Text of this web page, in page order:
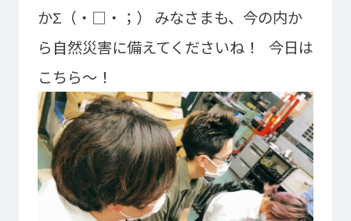
学院のご紹介
建学の精神・学院長挨拶
教育方針
アクセス
動画で見るテクノスカレッ
ジ
学科一覧
WEBエントリー・WEB出願 情報公開・シラバス
かΣ（・□・；）
みなさまも、今の内か
ら自然災害に備えてくださいね！
今日は
こちら～！